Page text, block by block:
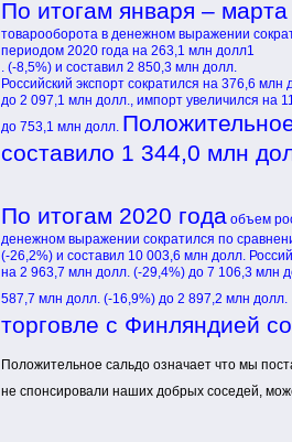
По итогам января –
товарооборота в денежном выражении
периодом 2020 года на 263,1 млн долл1
. (-8,5%) и составил 2 850,3 млн долл.
Российский экспорт сократился на 376,6 млн
до 2 097,1 млн долл., импорт увеличился на
до 753,1 млн долл.
составило 1 344,0 млн
По итогам 2020 года объем
денежном выражении сократился по
(-26,2%) и составил 10 003,6 млн долл.
на 2 963,7 млн долл. (-29,4%) до 7 106,3 млн
587,7 млн долл. (-16,9%) до 2 897,2 млн долл.
торговле с Финляндией
Положительное сальдо означает что мы
не спонсировали наших добрых соседей,